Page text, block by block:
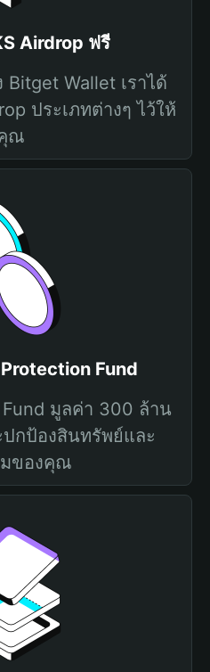
Airdrop ฟรี
Wallet เราได้
ประเภทต่างๆ ไว้ให้
ณ
Fund
มูลค่า 300 ล้าน
กป้องสินทรัพย์และ
มของคุณ